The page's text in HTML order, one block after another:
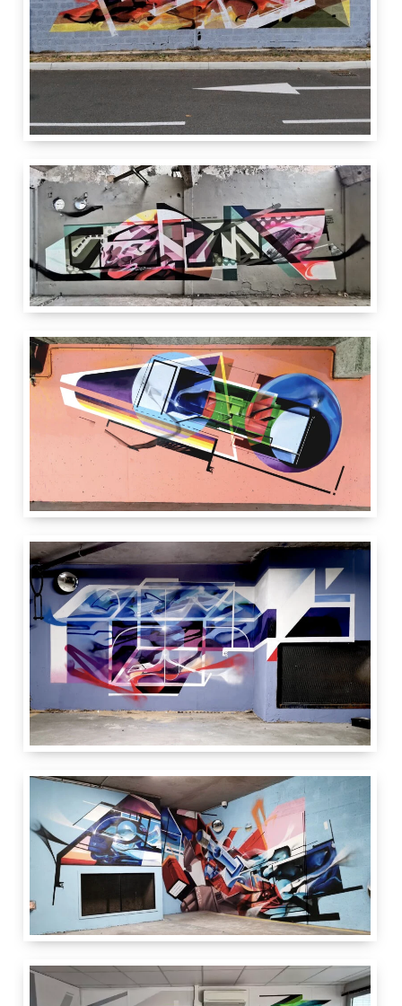
5 m
9 m
Lyon France
5 m
15 m
Ynot
Chufy Lyon France
3 m
4 m
Paris France
3 m
5 m
Paris
France
Vitry Art 2 Rue
3 m
8 m
Pest
Paris
France
Vitry Art 2 Rue